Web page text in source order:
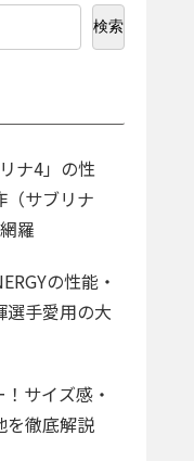
検索
ナ4」の性
（サブリナ
羅
の性能・
選手愛用の大
サイズ感・
を徹底解説